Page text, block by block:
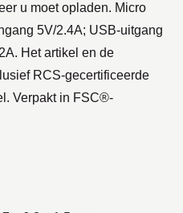
u moet opladen. Micro
5V/2.4A; USB-uitgang
Het artikel en de
RCS-gecertificeerde
Verpakt in FSC®-